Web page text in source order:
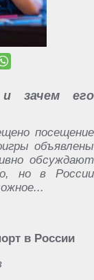
зачем его
посещение
объявлены
обсуждают
но в России
в России